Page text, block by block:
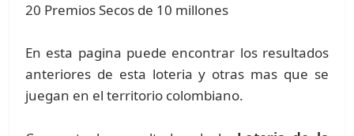
20 Premios Secos de 10 millones
En esta pagina puede encontrar los resultados
anteriores de esta loteria y otras mas que se
juegan en el territorio colombiano.